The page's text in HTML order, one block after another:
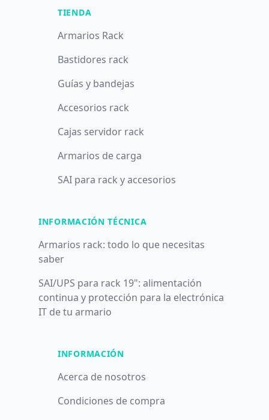
TIENDA
Armarios Rack
Bastidores rack
Guías y bandejas
Accesorios rack
Cajas servidor rack
Armarios de carga
SAI para rack y accesorios
INFORMACIÓN TÉCNICA
Armarios rack: todo lo que necesitas
saber
SAI/UPS para rack 19": alimentación
continua y protección para la electrónica
IT de tu armario
INFORMACIÓN
Acerca de nosotros
Condiciones de compra